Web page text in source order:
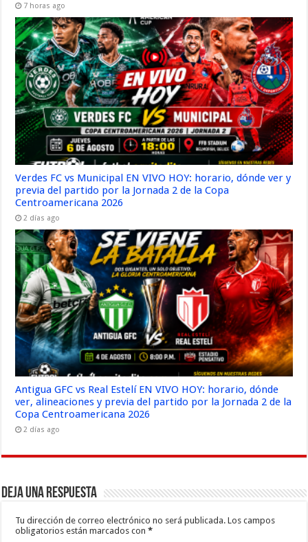
7 horas ago
Verdes FC vs Municipal EN VIVO HOY: horario, dónde ver y
previa del partido por la Jornada 2 de la Copa
Centroamericana 2026
2 días ago
Antigua GFC vs Real Estelí EN VIVO HOY: horario, dónde
ver, alineaciones y previa del partido por la Jornada 2 de la
Copa Centroamericana 2026
2 días ago
Deja una respuesta
Tu dirección de correo electrónico no será publicada. Los campos
obligatorios están marcados con*